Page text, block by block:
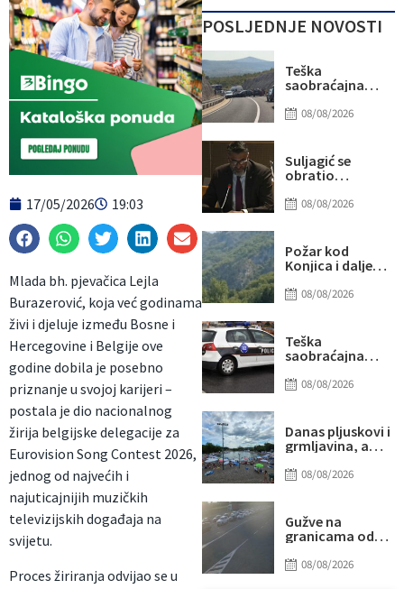
17/05/2026 19:03
Mlada bh. pjevačica Lejla
Burazerović, koja već godinama
živi i djeluje između Bosne i
Hercegovine i Belgije ove
godine dobila je posebno
priznanje u svojoj karijeri –
postala je dio nacionalnog
žirija belgijske delegacije za
Eurovision Song Contest 2026,
jednog od najvećih i
najuticajnijih muzičkih
televizijskih događaja na
svijetu.
Proces žiriranja odvijao se u
POSLJEDNJE NOVOSTI
Teška
saobraćajna
Stoca: Više
saobraćaj
potpuno
obustavljen
08/08/2026
Suljagić se
obratio
senatorima i
pridružio
kampanji
zastrašivanja
Bošnjaka!
08/08/2026
Požar kod
Konjica i dalje
manjeg
terenu
08/08/2026
Teška
saobraćajna
Teretno vozilo
biciklistu
08/08/2026
Danas pljuskovi i
grmljavina, a
toplotni talas
08/08/2026
Gužve na
granicama od
Duga08/08/2026